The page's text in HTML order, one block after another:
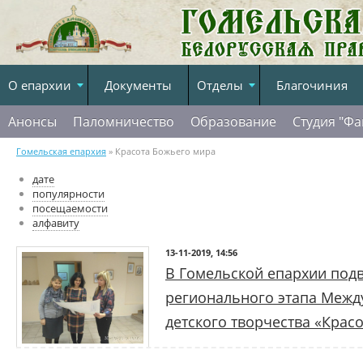
О епархии Документы Отделы Благочиния
Анонсы Паломничество Образование Студия
Гомельская епархия » Красота Божьего мира
дате
популярности
посещаемости
алфавиту
13-11-2019, 14:56
В Гомельской епархии
регионального этапа
детского творчества